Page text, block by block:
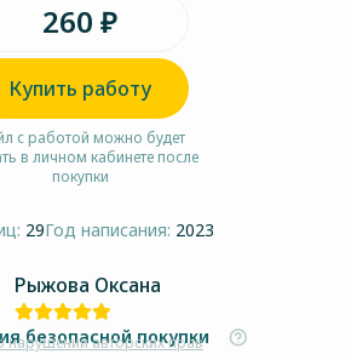
260 ₽
Купить работу
с работой можно будет
в личном кабинете после
покупки
29Год написания: 2023
Рыжова Оксана
авторских прав
безопасной покупки